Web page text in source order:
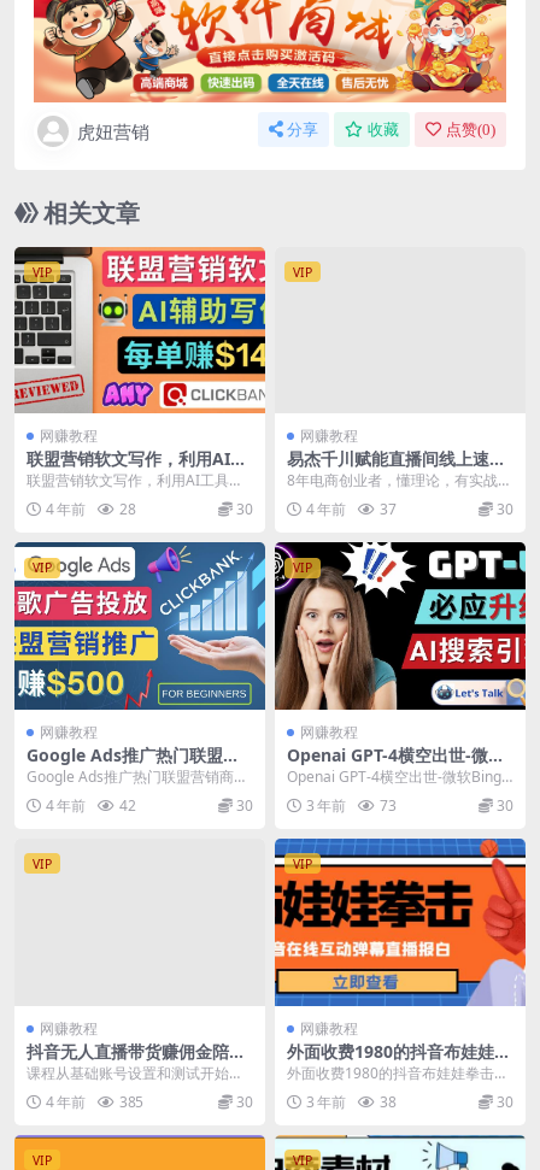
虎妞营销 分享 收藏 点赞(0)
相关文章
VIP
网赚教程
联盟营销软文写作，利用AI工
具快速完成高质量软文，每单
赚$145
联盟营销软文写作，利用AI工具快
速完成高质量软文，每单赚$145 Cl
ickba...
4 年前 28 30
VIP
网赚教程
易杰千川赋能直播间线上速成
课，带你从青铜到王者入门千
川投流，让你快速掌握千川核
心原理
8年电商创业者，懂理论，有实战，
战绩：生鲜单场GMV80万，饰品月
销1500万，...
4 年前 37 30
VIP
网赚教程
Google Ads推广热门联盟营
销商品：日赚500美元开户方
法投放流程注意事项
Google Ads推广热门联盟营销商
品：日赚500美元开户方法投放流
程注意事项...
4 年前 42 30
VIP
网赚教程
Openai GPT-4横空出世-微软
Bing整合强大的GPT-4语言模
型
Openai GPT-4横空出世-微软Bing
整合强大的GPT-4语言模型 推出...
3 年前 73 30
VIP
网赚教程
抖音无人直播带货赚佣金陪跑
训练营，从0开始看完就能实
操，日赚5000元（价值6980
元
课程从基础账号设置和测试开始，
从抖音账号实名认证开始。设置手
机，关闭同城隐私，打...
4 年前 385 30
VIP
网赚教程
外面收费1980的抖音布娃娃拳
击直播项目，抖音报白，实时
互动直播【内含详细教程】
外面收费1980的抖音布娃娃拳击直
播项目，抖音报白，实时互动直播
【内含详细教程】...
3 年前 38 30
VIP VIP